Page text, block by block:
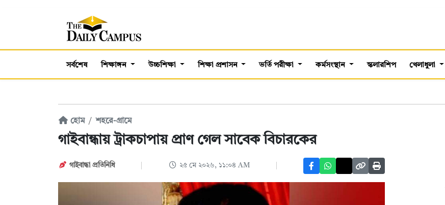
সর্বশেষ শিক্ষাঙ্গন উচ্চশিক্ষা শিক্ষা প্রশাসন ভর্তি পরীক্ষা কর্মসংস্থান স্কলারশিপ খেলাধুলা
হোম শহরে-গ্রামে
গাইবান্ধায় ট্রাকচাপায় প্রাণ গেল সাবেক বিচারকের
গাইবান্ধা প্রতিনিধি ২৫ মে ২০২৬, ১১:০৪ AM